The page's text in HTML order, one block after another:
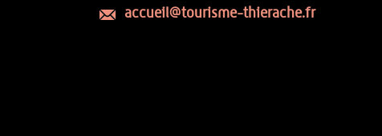
accueil@tourisme-thierache.fr